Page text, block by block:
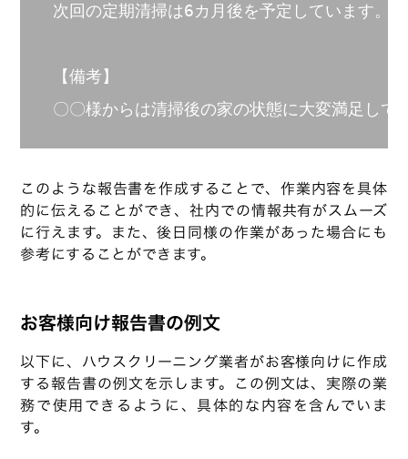
次回の定期清掃は6カ月後を予定しています。
【備考】
〇〇様からは清掃後の家の状態に大変満足し
このような報告書を作成することで、作業内容を具体
的に伝えることができ、社内での情報共有がスムーズ
に行えます。また、後日同様の作業があった場合にも
参考にすることができます。
お客様向け報告書の例文
以下に、ハウスクリーニング業者がお客様向けに作成
する報告書の例文を示します。この例文は、実際の業
務で使用できるように、具体的な内容を含んでいま
す。